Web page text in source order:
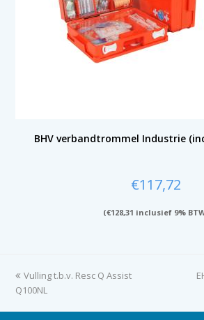
BHV verbandtrommel Industrie
€117,72
(€128,31 inclusief 9%
previous
post:
Vulling t.b.v. Resc Q Assist
Q100NL